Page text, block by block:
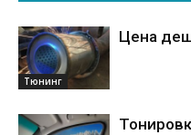
Тюнинг
Цена